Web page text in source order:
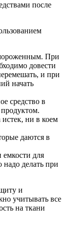
после
При
довести
и при
начать
средство в
истек, ни в коем
даются в
емкости для
надо делать при
и
учитывать все
на ткани